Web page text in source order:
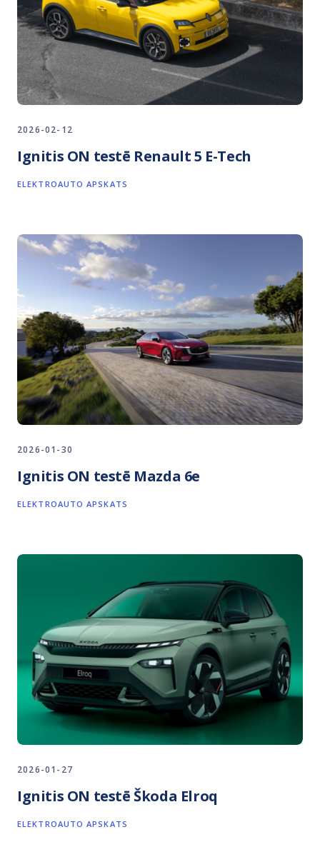
2026-02-12
Ignitis ON testē Renault 5 E-Tech
ELEKTROAUTO APSKATS
2026-01-30
Ignitis ON testē Mazda 6e
ELEKTROAUTO APSKATS
2026-01-27
Ignitis ON testē Škoda Elroq
ELEKTROAUTO APSKATS